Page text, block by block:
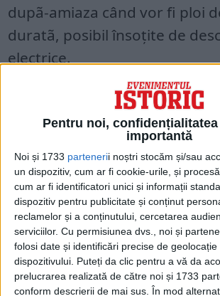
Pentru noi,
importantă
Noi și 1733 partenerii noștri stocăm și/sau
un dispozitiv, cum ar fi cookie-urile, și
cum ar fi identificatori unici și informații
dispozitiv pentru publicitate și conținut
reclamelor și a conținutului, cercetarea
serviciilor. Cu permisiunea dvs., noi și
folosi date și identificări precise de
dispozitivului. Puteți da clic pentru a vă da
prelucrarea realizată de către noi și 1733
conform descrierii de mai sus. În mod
dupã-amiaza când vor fi ploi
duratã, posibil însoţite de
electrice.
Vântul va sufla slab şi
unele intensificãri pe
Temperatura maximã va fi de
grade, iar cea minimã de -
Dimineaţa vor fi condiţii de
noaptea, de brumã.